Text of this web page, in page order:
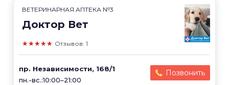
ВЕТЕРИНАРНАЯ АПТЕКА №3
Доктор Вет
★★★★★ Отзывов: 1
пр. Независимости, 168/1
пн.-вс.:10:00–21:00
Позвонить